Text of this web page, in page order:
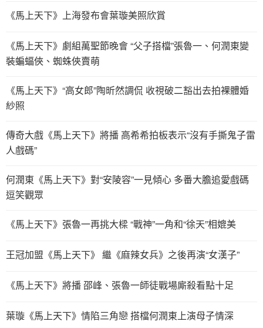
《馬上天下》上海發布會葉璇美照欣賞
《馬上天下》劇組萬聖節晚會 “父子搭檔”張魯一、何潤東變
裝蝙蝠俠、蜘蛛俠賣萌
《馬上天下》“高女郎”陶昕然調侃 收視破二豁出去拍裸體婚
紗照
傳奇大戲《馬上天下》將播 高希希拍板表示“沒有手撕鬼子雷
人戲碼”
何潤東《馬上天下》對“安陵容”一見傾心 多番大膽追愛戲碼
逗笑觀眾
《馬上天下》張魯一再挑大樑 “戰神”一角和“徐天”相媲美
王冠加盟《馬上天下》 繼《麻辣女兵》之後再演“女漢子”
《馬上天下》將播 邵峰、張魯一師徒戰場廝殺看點十足
葉璇《馬上天下》情陷三角戀 搭檔何潤東上演母子情深